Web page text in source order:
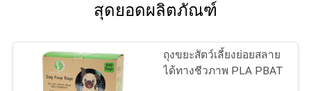
สุดยอดผลิตภัณฑ์
ถุงขยะสัตว์เลี้ยงย่อยสลาย
ได้ทางชีวภาพ PLA PBAT